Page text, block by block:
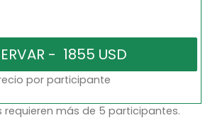
por participante
requieren más de 5 participantes.